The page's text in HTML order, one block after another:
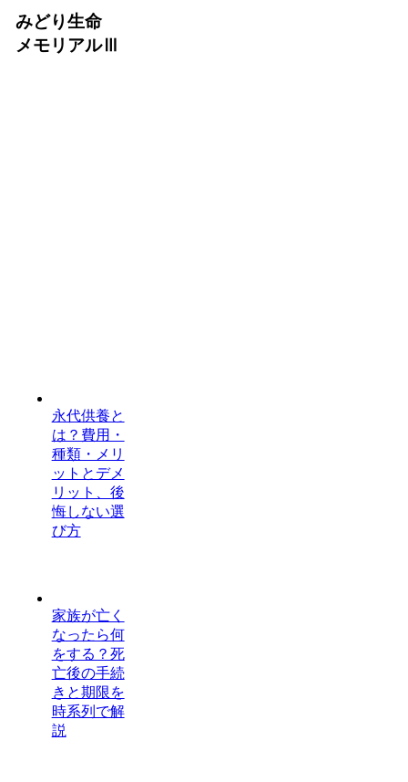
みどり生命
メモリアルⅢ
永代供養と
は？費用・
種類・メリ
ットとデメ
リット、後
悔しない選
び方
家族が亡く
なったら何
をする？死
亡後の手続
きと期限を
時系列で解
説